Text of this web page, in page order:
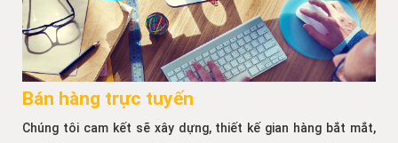
Bán hàng trực tuyến
Chúng tôi cam kết sẽ xây dựng, thiết kế gian hàng bắt mắt,